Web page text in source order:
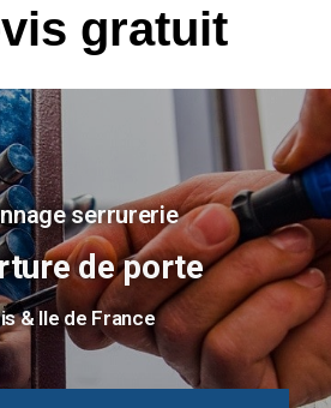
gratuit
serrurerie
de porte
& Ile de France